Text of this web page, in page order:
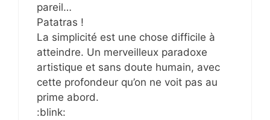
pareil…
Patatras !
La simplicité est une chose difficile à
atteindre. Un merveilleux paradoxe
artistique et sans doute humain, avec
cette profondeur qu’on ne voit pas au
prime abord.
:blink: